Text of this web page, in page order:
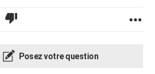
Posez votre question